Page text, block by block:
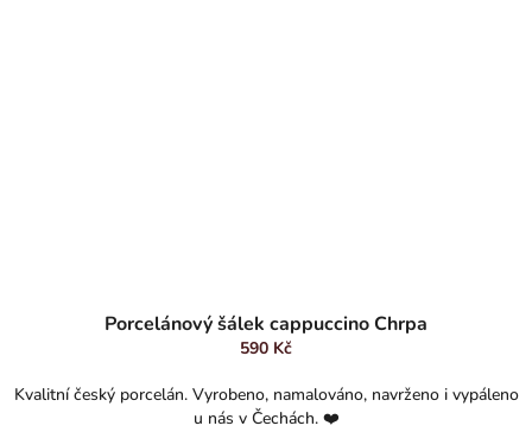
5,0
Porcelánový šálek cappuccino Chrpa
590 Kč
Kvalitní český porcelán. Vyrobeno, namalováno, navrženo i vypáleno
u nás v Čechách. ❤️